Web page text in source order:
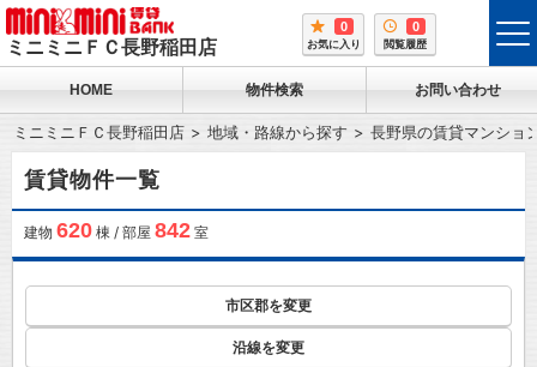
ミニミニＦＣ長野稲田店
0
お気に入り
0
閲覧履歴
HOME 物件検索 お問い合わせ
ミニミニＦＣ長野稲田店 地域・路線から探す 長野県の賃貸マンショ
賃貸物件一覧
建物 620棟 / 部屋 842室
市区郡を変更
沿線を変更